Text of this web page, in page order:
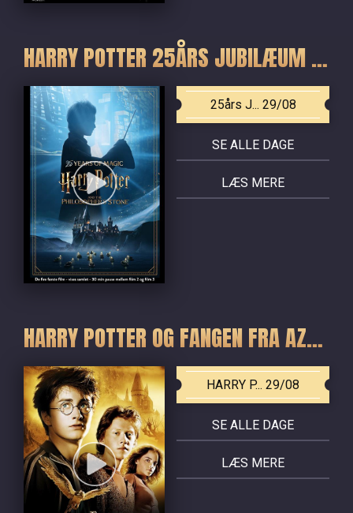
HARRY POTTER 25ÅRS JUBILÆUM - DE FIRE FØRSTE FILM
25års J... 29/08
SE ALLE DAGE
LÆS MERE
HARRY POTTER OG FANGEN FRA AZKABAN
HARRY P... 29/08
SE ALLE DAGE
LÆS MERE